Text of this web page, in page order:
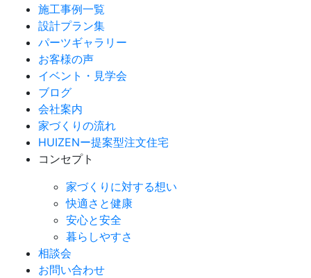
施工事例一覧
設計プラン集
パーツギャラリー
お客様の声
イベント・見学会
ブログ
会社案内
家づくりの流れ
HUIZENー提案型注文住宅
コンセプト
家づくりに対する想い
快適さと健康
安心と安全
暮らしやすさ
相談会
お問い合わせ